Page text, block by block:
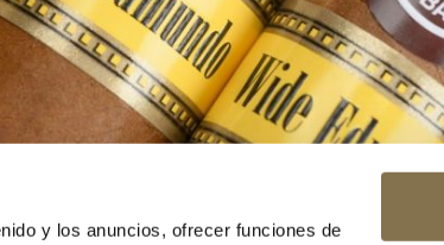
y los anuncios, ofrecer funciones de